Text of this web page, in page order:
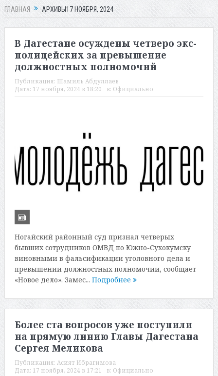
ГЛАВНАЯ АРХИВЫ17 НОЯБРЯ, 2024
В Дагестане осуждены четверо экс-
полицейских за превышение
должностных полномочий
Публикация: Шамиль Абдуллаев
Дата: 17 ноября, 2024 в 18:20 в: Официально
Ногайский районный суд признал четверых
бывших сотрудников ОМВД по Южно-Сухокумску
виновными в фальсификации уголовного дела и
превышении должностных полномочий, сообщает
«Новое дело». Замес... Подробнее
Более ста вопросов уже поступили
на прямую линию Главы Дагестана
Сергея Меликова
Публикация: Асият Ибрагимова
Дата: 17 ноября, 2024 в 17:21 в: Официально